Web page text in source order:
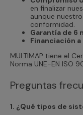
en finalizar
aunque
conformidad.
Garantía de 6
Financiación
MULTIMAP tiene el
Norma UNE-EN ISO
Preguntas
1. ¿Qué tipos de